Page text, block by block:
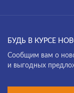
БУДЬ В КУРСЕ
Cообщим вам о
и выгодных